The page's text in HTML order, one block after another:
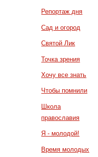
Репортаж дня
Сад и огород
Святой Лик
Точка зрения
Хочу все знать
Чтобы помнили
Школа
православия
Я - молодой!
Время молодых